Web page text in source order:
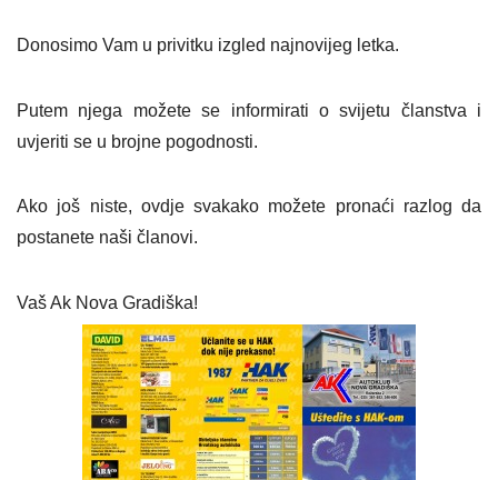
Donosimo Vam u privitku izgled najnovijeg letka.
Putem njega možete se informirati o svijetu članstva i
uvjeriti se u brojne pogodnosti.
Ako još niste, ovdje svakako možete pronaći razlog da
postanete naši članovi.
Vaš Ak Nova Gradiška!